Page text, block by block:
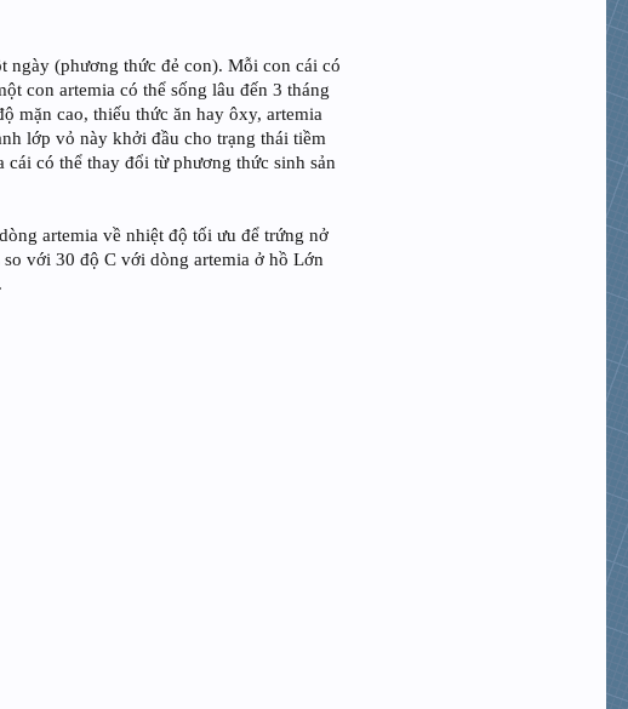
ngày (phương thức đẻ con). Mỗi con cái có
con artemia có thể sống lâu đến 3 tháng
mặn cao, thiếu thức ăn hay ôxy, artemia
lớp vỏ này khởi đầu cho trạng thái tiềm
có thể thay đổi từ phương thức sinh sản
artemia về nhiệt độ tối ưu để trứng nở
với 30 độ C với dòng artemia ở hồ Lớn